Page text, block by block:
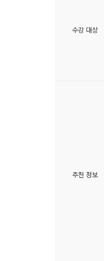
수강 대상
추천 정보